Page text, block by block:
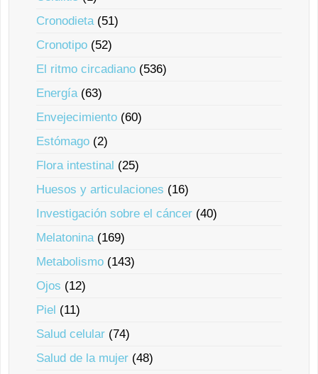
Cronodieta (51)
Cronotipo (52)
El ritmo circadiano (536)
Energía (63)
Envejecimiento (60)
Estómago (2)
Flora intestinal (25)
Huesos y articulaciones (16)
Investigación sobre el cáncer (40)
Melatonina (169)
Metabolismo (143)
Ojos (12)
Piel (11)
Salud celular (74)
Salud de la mujer (48)